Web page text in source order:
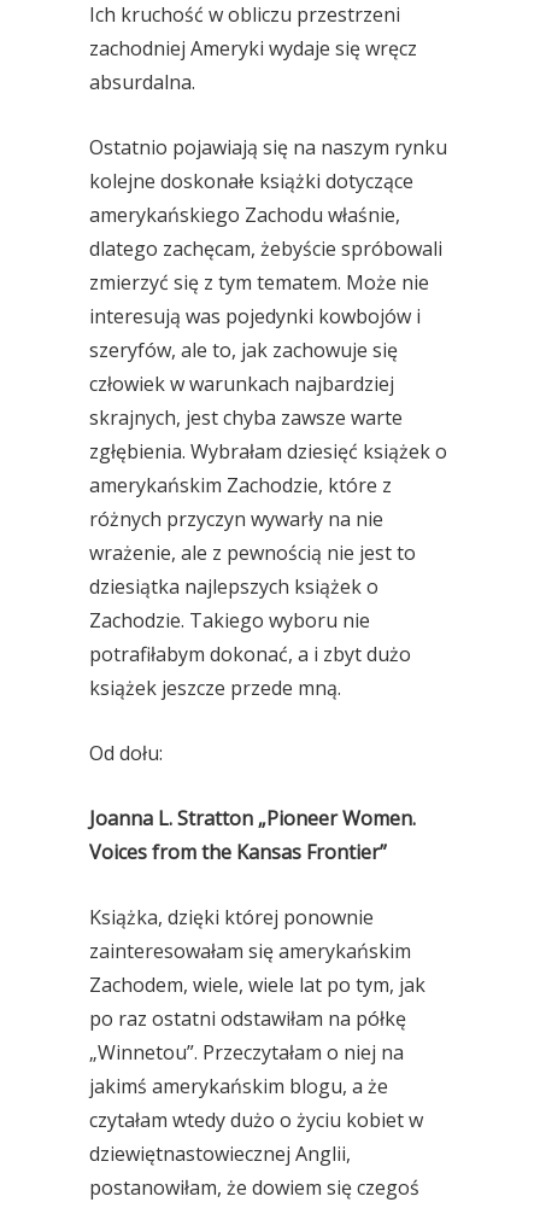
Ich kruchość w obliczu przestrzeni
zachodniej Ameryki wydaje się wręcz
absurdalna.
Ostatnio pojawiają się na naszym rynku
kolejne doskonałe książki dotyczące
amerykańskiego Zachodu właśnie,
dlatego zachęcam, żebyście spróbowali
zmierzyć się z tym tematem. Może nie
interesują was pojedynki kowbojów i
szeryfów, ale to, jak zachowuje się
człowiek w warunkach najbardziej
skrajnych, jest chyba zawsze warte
zgłębienia. Wybrałam dziesięć książek o
amerykańskim Zachodzie, które z
różnych przyczyn wywarły na nie
wrażenie, ale z pewnością nie jest to
dziesiątka najlepszych książek o
Zachodzie. Takiego wyboru nie
potrafiłabym dokonać, a i zbyt dużo
książek jeszcze przede mną.
Od dołu:
Joanna L. Stratton „Pioneer Women.
Voices from the Kansas Frontier”
Książka, dzięki której ponownie
zainteresowałam się amerykańskim
Zachodem, wiele, wiele lat po tym, jak
po raz ostatni odstawiłam na półkę
„Winnetou”. Przeczytałam o niej na
jakimś amerykańskim blogu, a że
czytałam wtedy dużo o życiu kobiet w
dziewiętnastowiecznej Anglii,
postanowiłam, że dowiem się czegoś